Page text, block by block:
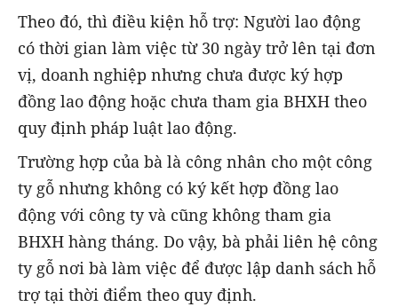
Theo đó, thì điều kiện hỗ trợ: Người lao động
có thời gian làm việc từ 30 ngày trở lên tại đơn
vị, doanh nghiệp nhưng chưa được ký hợp
đồng lao động hoặc chưa tham gia BHXH theo
quy định pháp luật lao động.
Trường hợp của bà là công nhân cho một công
ty gỗ nhưng không có ký kết hợp đồng lao
động với công ty và cũng không tham gia
BHXH hàng tháng. Do vậy, bà phải liên hệ công
ty gỗ nơi bà làm việc để được lập danh sách hỗ
trợ tại thời điểm theo quy định.